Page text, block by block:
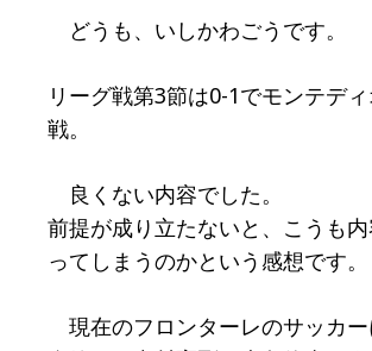
どうも、いしかわごうです。
リーグ戦第3節は0-1でモンテデ
戦。
良くない内容でした。
前提が成り立たないと、こうも
ってしまうのかという感想です。
現在のフロンターレのサッカ